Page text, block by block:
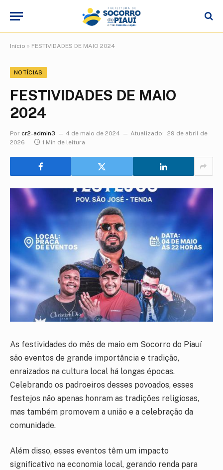
Início » FESTIVIDADES DE MAIO 2024
NOTÍCIAS
FESTIVIDADES DE MAIO
2024
Por cr2-admin3 4 de maio de 2024 Atualizado: 29 de abril de
2026
1 Min de leitura
As festividades do mês de maio em Socorro do Piauí
são eventos de grande importância e tradição,
enraizados na cultura local há longas épocas.
Celebrando os padroeiros desses povoados, esses
festejos não apenas honram as tradições religiosas,
mas também promovem a união e a celebração da
comunidade.
Além disso, esses eventos têm um impacto
significativo na economia local, gerando renda para